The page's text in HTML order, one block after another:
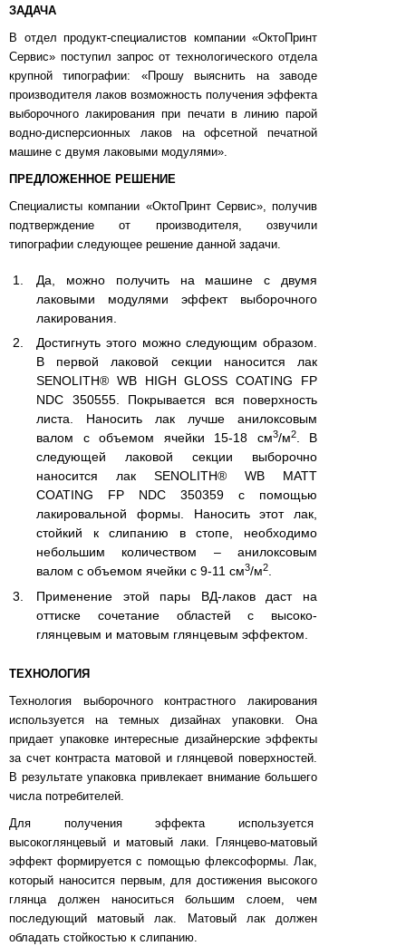
ЗАДАЧА
В отдел продукт-специалистов компании «ОктоПринт
Сервис» поступил запрос от технологического отдела
крупной типографии: «Прошу выяснить на заводе
производителя лаков возможность получения эффекта
выборочного лакирования при печати в линию парой
водно-дисперсионных лаков на офсетной печатной
машине с двумя лаковыми модулями».
ПРЕДЛОЖЕННОЕ РЕШЕНИЕ
Специалисты компании «ОктоПринт Сервис», получив
подтверждение от производителя, озвучили
типографии следующее решение данной задачи.
Да, можно получить на машине с двумя
лаковыми модулями эффект выборочного
лакирования.
Достигнуть этого можно следующим образом.
В первой лаковой секции наносится лак
SENOLITH® WB HIGH GLOSS COATING FP
NDC 350555. Покрывается вся поверхность
листа. Наносить лак лучше анилоксовым
валом с объемом ячейки 15-18 см3/м2. В
следующей лаковой секции выборочно
наносится лак SENOLITH® WB MATT
COATING FP NDC 350359 с помощью
лакировальной формы. Наносить этот лак,
стойкий к слипанию в стопе, необходимо
небольшим количеством – анилоксовым
валом с объемом ячейки с 9-11 см3/м2
Применение этой пары ВД-лаков даст на
оттиске сочетание областей с высоко-
глянцевым и матовым глянцевым эффектом.
ТЕХНОЛОГИЯ
Технология выборочного контрастного лакирования
используется на темных дизайнах упаковки. Она
придает упаковке интересные дизайнерские эффекты
за счет контраста матовой и глянцевой поверхностей.
В результате упаковка привлекает внимание большего
числа потребителей.
Для получения эффекта используется
высокоглянцевый и матовый лаки. Глянцево-матовый
эффект формируется с помощью флексоформы. Лак,
который наносится первым, для достижения высокого
глянца должен наноситься большим слоем, чем
последующий матовый лак. Матовый лак должен
обладать стойкостью к слипанию.